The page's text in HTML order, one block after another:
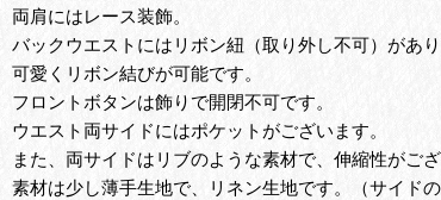
両肩にはレース装飾。
バックウエストにはリボン紐（取り外し不可）があり
可愛くリボン結びが可能です。
フロントボタンは飾りで開閉不可です。
ウエスト両サイドにはポケットがございます。
また、両サイドはリブのような素材で、伸縮性がござ
素材は少し薄手生地で、リネン生地です。（サイド